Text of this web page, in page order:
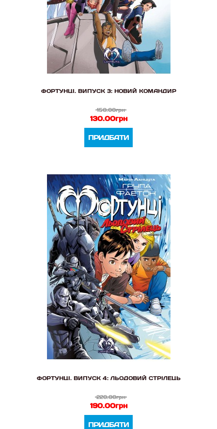
ФОРТУНЦІ. ВИПУСК 3: НОВИЙ КОМАНДИР
150.00грн
130.00грн
ПРИДБАТИ
ФОРТУНЦІ. ВИПУСК 4: ЛЬОДОВИЙ СТРІЛЕЦЬ
220.00грн
190.00грн
ПРИДБАТИ